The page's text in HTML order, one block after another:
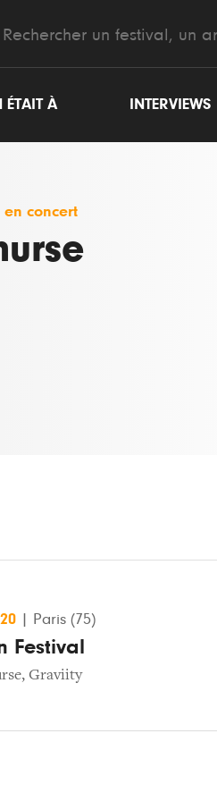
ÉTAIT À INTERVIEWS
en concert
Paris (75)
Festival
, Graviity